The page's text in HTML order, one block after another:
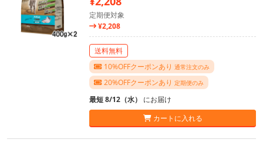
定期便対象
¥2,208
送料無料
10%OFFクーポンあり 通常注文のみ
20%OFFクーポンあり 定期便のみ
最短 8/12（水） にお届け
カートに入れる